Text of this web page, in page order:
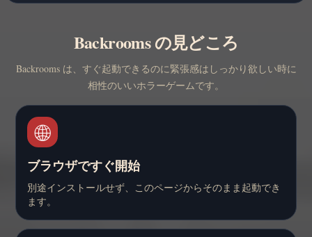
Backrooms の見どころ
Backrooms は、すぐ起動できるのに緊張感はしっかり欲しい時に
相性のいいホラーゲームです。
🌐
ブラウザですぐ開始
別途インストールせず、このページからそのまま起動でき
ます。